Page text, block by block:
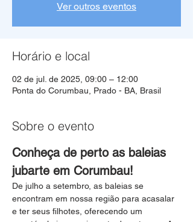
Ver outros eventos
Horário e local
02 de jul. de 2025, 09:00 – 12:00
Ponta do Corumbau, Prado - BA, Brasil
Sobre o evento
Conheça de perto as baleias
jubarte em Corumbau!
De julho a setembro, as baleias se
encontram em nossa região para acasalar
e ter seus filhotes, oferecendo um